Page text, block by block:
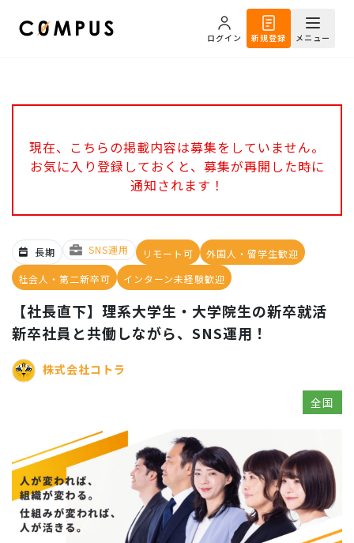
ログイン 新規登録 メニュー
現在、こちらの掲載内容は募集をしていません。
お気に入り登録しておくと、募集が再開した時に
通知されます！
長期 SNS運用 リモート可
外国人・留学生歓迎
社会人・第二新卒可
インターン未経験歓迎
【社長直下】理系大学生・大学院生の新卒就活
新卒社員と共働しながら、SNS運用！
株式会社コトラ
全国